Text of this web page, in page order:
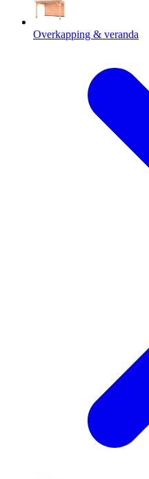
Overkapping & veranda